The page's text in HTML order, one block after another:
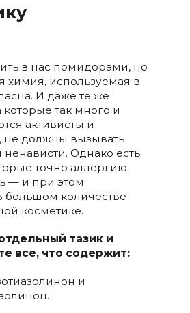
в нас помидорами, но
химия, используемая в
И даже те же
так много и
активисты и
не должны вызывать
ненависти. Однако есть
точно аллергию
— и при этом
большом количестве
косметике.
тазик и
все, что содержит:
и